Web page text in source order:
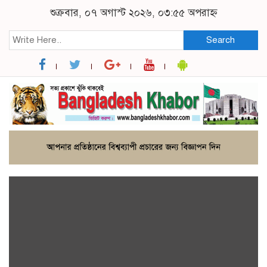
শুক্রবার, ০৭ অগাস্ট ২০২৬, ০৩:৫৫ অপরাহ্ন
Search